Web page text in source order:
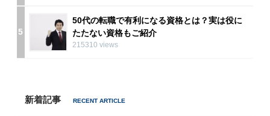
5
50代の転職で有利になる資格とは？実は役に
たたない資格もご紹介
215310 views
新着記事